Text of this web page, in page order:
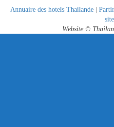
Annuaire des hotels Thailande |
site
Website ©